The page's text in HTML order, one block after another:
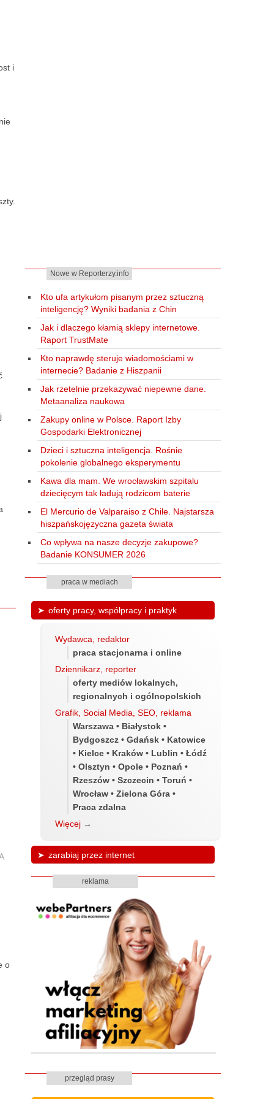
i
o
Nowe w Reporterzy.info
Kto ufa artykułom pisanym przez sztuczną
inteligencję? Wyniki badania z Chin
Jak i dlaczego kłamią sklepy internetowe.
Raport TrustMate
Kto naprawdę steruje wiadomościami w
internecie? Badanie z Hiszpanii
Jak rzetelnie przekazywać niepewne dane.
Metaanaliza naukowa
Zakupy online w Polsce. Raport Izby
Gospodarki Elektronicznej
Dzieci i sztuczna inteligencja. Rośnie
pokolenie globalnego eksperymentu
Kawa dla mam. We wrocławskim szpitalu
dziecięcym tak ładują rodzicom baterie
El Mercurio de Valparaiso z Chile. Najstarsza
hiszpańskojęzyczna gazeta świata
Co wpływa na nasze decyzje zakupowe?
Badanie KONSUMER 2026
praca w mediach
oferty pracy, współpracy i praktyk
Wydawca, redaktor
praca stacjonarna i online
Dziennikarz, reporter
oferty mediów lokalnych,
regionalnych i ogólnopolskich
Grafik, Social Media, SEO, reklama
Warszawa • Białystok •
Bydgoszcz • Gdańsk • Katowice
• Kielce • Kraków • Lublin • Łódź
• Olsztyn • Opole • Poznań •
Rzeszów • Szczecin • Toruń •
Wrocław • Zielona Góra •
Praca zdalna
Więcej →
zarabiaj przez internet
reklama
przegląd prasy